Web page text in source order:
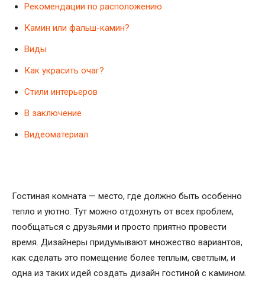
Рекомендации по расположению
Камин или фальш-камин?
Виды
Как украсить очаг?
Стили интерьеров
В заключение
Видеоматериал
Гостиная комната — место, где должно быть особенно
тепло и уютно. Тут можно отдохнуть от всех проблем,
пообщаться с друзьями и просто приятно провести
время. Дизайнеры придумывают множество вариантов,
как сделать это помещение более теплым, светлым, и
одна из таких идей создать дизайн гостиной с камином.